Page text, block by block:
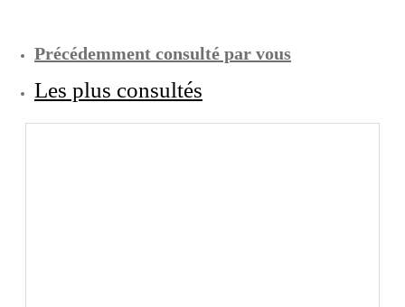
Précédemment consulté par vous
Les plus consultés